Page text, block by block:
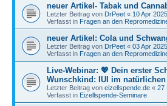
neuer Artikel- Tabak und
Letzter Beitrag von DrPeet « 10 Apr
Verfasst in Fragen an den
neuer Artikel: Cola und
Letzter Beitrag von DrPeet « 03 Apr
Verfasst in Fragen an den
Live-Webinar: 💖 Dein erster
Wunschkind: IUI im
Letzter Beitrag von eizellspende.de « 27
Verfasst in Eizellspende-Seminare